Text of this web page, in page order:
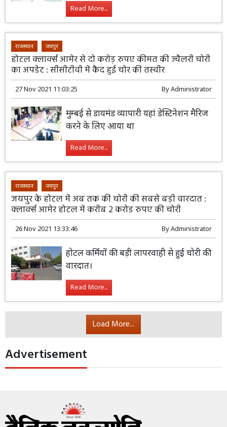
Read More...
राजस्थान जयपुर
होटल क्लार्क्स आमेर से दो करोड़ रुपए कीमत की ज्वैलरी चोरी
का अपडेट : सीसीटीवी में कैद हुई चोर की तस्वीर
27 Nov 2021 11:03:25 ByAdministrator
मुम्बई से डायमंड व्यापारी यहां डेस्टिनेशन मैरिज
करने के लिए आया था
Read More...
राजस्थान जयपुर
जयपुर के होटल में अब तक की चोरी की सबसे बड़ी वारदात :
क्लार्क्स आमेर होटल में करीब 2 करोड रुपए की चोरी
26 Nov 2021 13:33:46 ByAdministrator
होटल कर्मियों की बड़ी लापरवाही से हुई चोरी की
वारदात।
Read More...
Load More...
Advertisement